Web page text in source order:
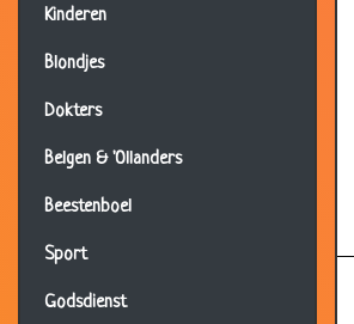
Kinderen
Blondjes
Dokters
Belgen & 'Ollanders
Beestenboel
Sport
Godsdienst